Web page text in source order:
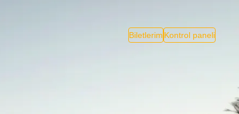
Biletlerim Kontrol paneli